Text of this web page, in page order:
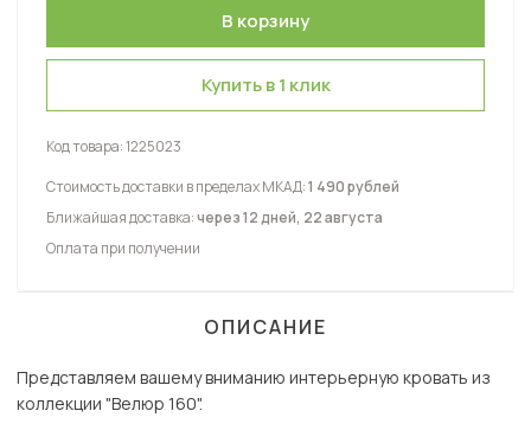
Купить в 1 клик
Код товара:1225023
Стоимость доставки в пределах МКАД:1 490 рублей
Ближайшая доставка:через 12 дней, 22 августа
Оплата при получении
ОПИСАНИЕ
Представляем вашему вниманию интерьерную кровать из
коллекции "Велюр 160".